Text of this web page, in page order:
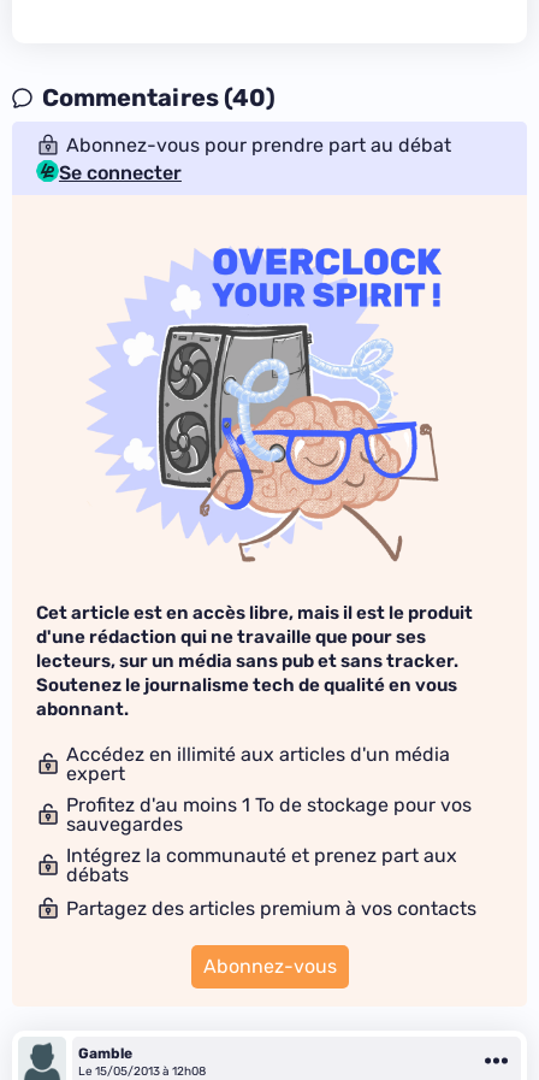
Commentaires (40)
Abonnez-vous pour prendre part au débat
Se connecter
Cet article est en accès libre, mais il est le produit
d'une rédaction qui ne travaille que pour ses
lecteurs, sur un média sans pub et sans tracker.
Soutenez le journalisme tech de qualité en vous
abonnant.
Accédez en illimité aux articles d'un média
expert
Profitez d'au moins 1 To de stockage pour vos
sauvegardes
Intégrez la communauté et prenez part aux
débats
Partagez des articles premium à vos contacts
Abonnez-vous
Gamble
Le 15/05/2013 à 12h08